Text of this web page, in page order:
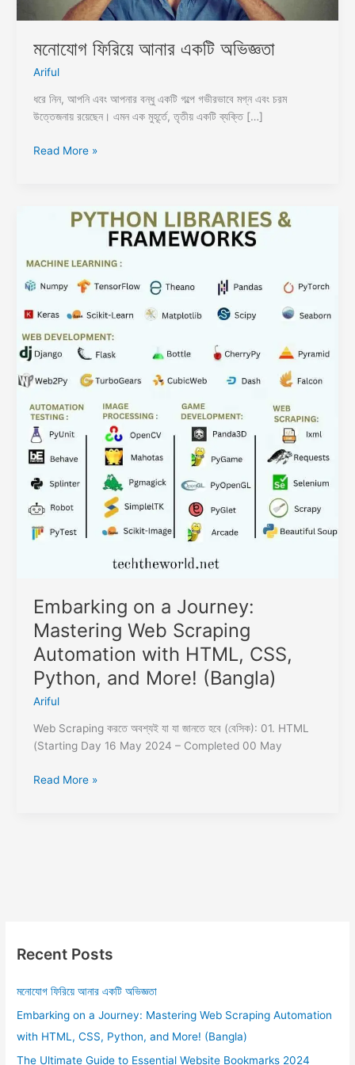
মনোযোগ ফিরিয়ে আনার একটি অভিজ্ঞতা
Ariful
ধরে নিন, আপনি এবং আপনার বন্ধু একটি গল্পে গভীরভাবে মগ্ন এবং চরম
উত্তেজনায় রয়েছেন। এমন এক মুহূর্তে, তৃতীয় একটি ব্যক্তি […]
Read More »
Embarking on a Journey:
Mastering Web Scraping
Automation with HTML, CSS,
Python, and More! (Bangla)
Ariful
Web Scraping করতে অবশ্যই যা যা জানতে হবে (বেসিক): 01. HTML
(Starting Day 16 May 2024 – Completed 00 May
Embarking
Journey:
Mastering
Scraping
Automation
with
CSS,
Python,
and
More!
(Bangla)
Read More »
Recent Posts
মনোযোগ ফিরিয়ে আনার একটি অভিজ্ঞতা
Embarking on a Journey: Mastering Web Scraping Automation
with HTML, CSS, Python, and More! (Bangla)
The Ultimate Guide to Essential Website Bookmarks 2024